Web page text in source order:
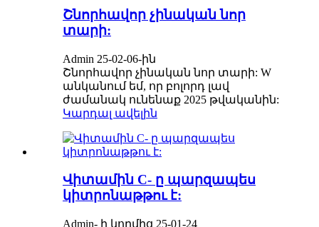
Շնորհավոր չինական նոր
տարի:
Admin 25-02-06-ին
Շնորհավոր չինական նոր տարի: W
անկանում եմ, որ բոլորդ լավ
ժամանակ ունենաք 2025 թվականին:
Կարդալ ավելին
Վիտամին C- ը պարզապես
կիտրոնաթթու է:
Admin- ի կողմից 25-01-24